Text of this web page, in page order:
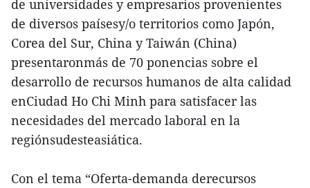
de universidades y empresarios provenientes
de diversos paísesy/o territorios como Japón,
Corea del Sur, China y Taiwán (China)
presentaronmás de 70 ponencias sobre el
desarrollo de recursos humanos de alta calidad
enCiudad Ho Chi Minh para satisfacer las
necesidades del mercado laboral en la
regiónsudesteasiática.
Con el tema “Oferta-demanda derecursos